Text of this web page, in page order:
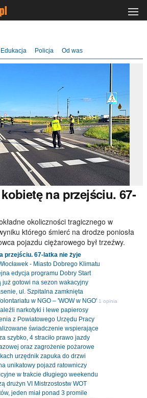
Edukacja Policja Od was
na przejściu. 67-
okoliczności tragicznego w
którego śmierć na drodze poniosła
pojazdu ciężarowego był trzeźwy.
przejściu. 67-latka nie żyje
- Miasto Dobrego Klimatu
edycja programu Dobry Start
już gotowi na sezon wakacyjny
ul. Szpitalna zamknięta
w NGO – 'WOW w NGO' 1 opinia
narkotyki i lewe papierosy
z Powiatowego Urzędu Pracy
świadczenie wspierające
szybko, 4 straciło prawo jazdy
oraz zagrożenie pożarowe
urzędnik zapuka do drzwi
unikatowy pojazd ratowniczy
w trakcie długiego weekendu
drużyn VI Mistrzostostw WOT
jeden miał ponad 3 promile